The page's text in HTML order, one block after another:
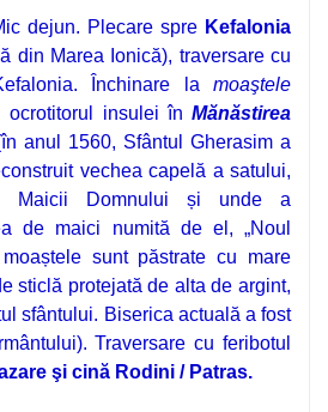
dejun. Plecare spre Kefalonia
din Marea Ionică), traversare cu
Închinare la moaştele
ocrotitorul insulei în Mănăstirea
anul 1560, Sfântul Gherasim a
vechea capelă a satului,
Maicii Domnului și unde a
de maici numită de el, „Noul
moaștele sunt păstrate cu mare
sticlă protejată de alta de argint,
sfântului. Biserica actuală a fost
Traversare cu feribotul
şi cină Rodini / Patras.